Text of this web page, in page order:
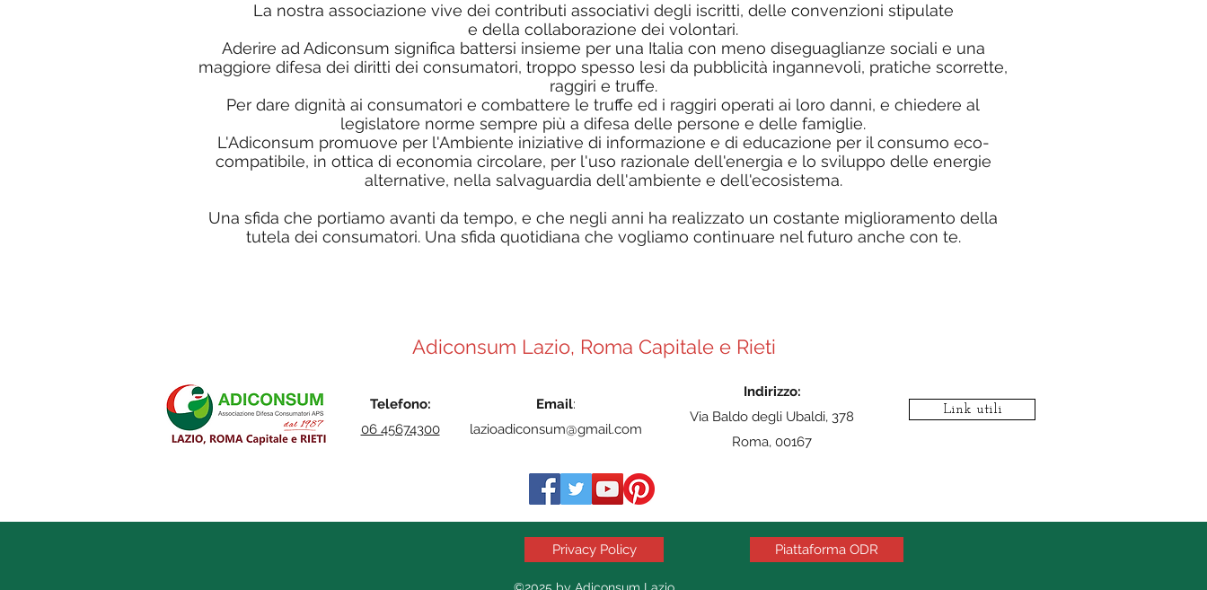
La nostra associazione vive dei contributi associativi degli iscritti, delle convenzioni stipulate
e della collaborazione dei volontari.
Aderire ad Adiconsum significa battersi insieme per una Italia con meno diseguaglianze sociali e una
maggiore difesa dei diritti dei consumatori, troppo spesso lesi da pubblicità ingannevoli, pratiche scorrette,
raggiri e truffe.
Per dare dignità ai consumatori e combattere le truffe ed i raggiri operati ai loro danni, e chiedere al
legislatore norme sempre più a difesa delle persone e delle famiglie.
L'Adiconsum promuove per l'Ambiente iniziative di informazione e di educazione per il consumo eco-
compatibile, in ottica di economia circolare, per l'uso razionale dell'energia e lo sviluppo delle energie
alternative, nella salvaguardia dell'ambiente e dell'ecosistema.
Una sfida che portiamo avanti da tempo, e che negli anni ha realizzato un costante miglioramento della
tutela dei consumatori. Una sfida quotidiana che vogliamo continuare nel futuro anche con te.
Adiconsum Lazio, Roma Capitale e Rieti
Telefono:
06 45674300
Email:
lazioadiconsum@gmail.com
Indirizzo:
Via Baldo degli Ubaldi, 378
Roma, 00167
Link utili
Privacy Policy Piattaforma ODR